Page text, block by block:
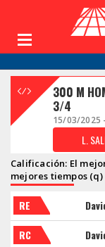
300 M
3/4
15/03/2025
L.
Calificación: El
mejores tiempos (q)
RE
RC